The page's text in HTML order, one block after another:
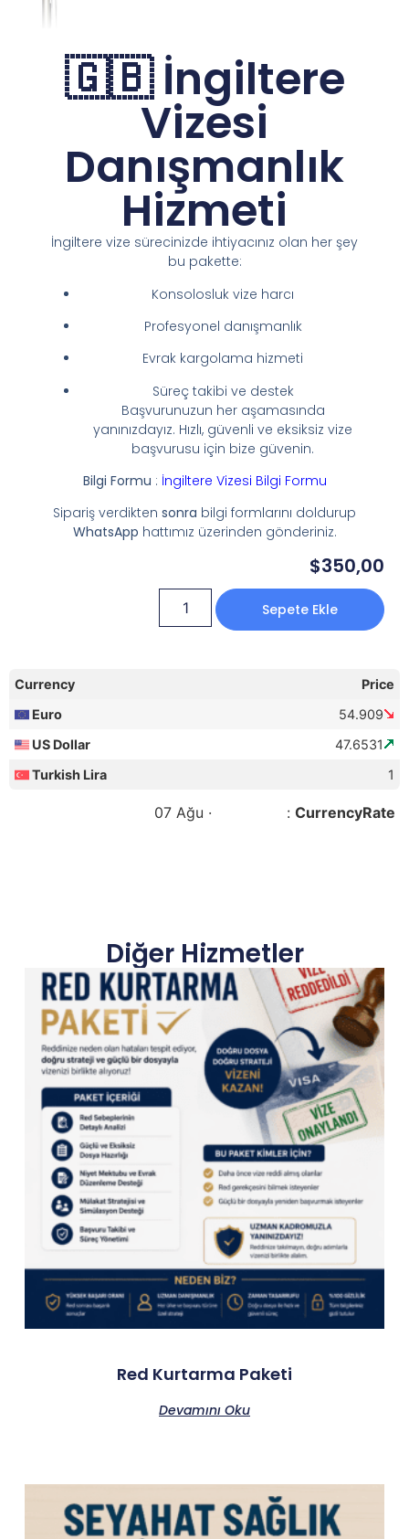
🇬🇧 İngiltere
Vizesi
Danışmanlık
Hizmeti
İngiltere vize sürecinizde ihtiyacınız olan her şey
bu pakette:
Konsolosluk vize harcı
Profesyonel danışmanlık
Evrak kargolama hizmeti
Süreç takibi ve destek
Başvurunuzun her aşamasında
yanınızdayız. Hızlı, güvenli ve eksiksiz vize
başvurusu için bize güvenin.
Bilgi Formu : İngiltere Vizesi Bilgi Formu
Sipariş verdikten sonra bilgi formlarını doldurup
WhatsApp hattımız üzerinden gönderiniz.
$350,00
Sepete Ekle
Currency
Price
Euro
54.909
US Dollar
47.6531
Turkish Lira
1
07 Ağu · : CurrencyRate
Diğer Hizmetler
Red Kurtarma Paketi
Devamını Oku